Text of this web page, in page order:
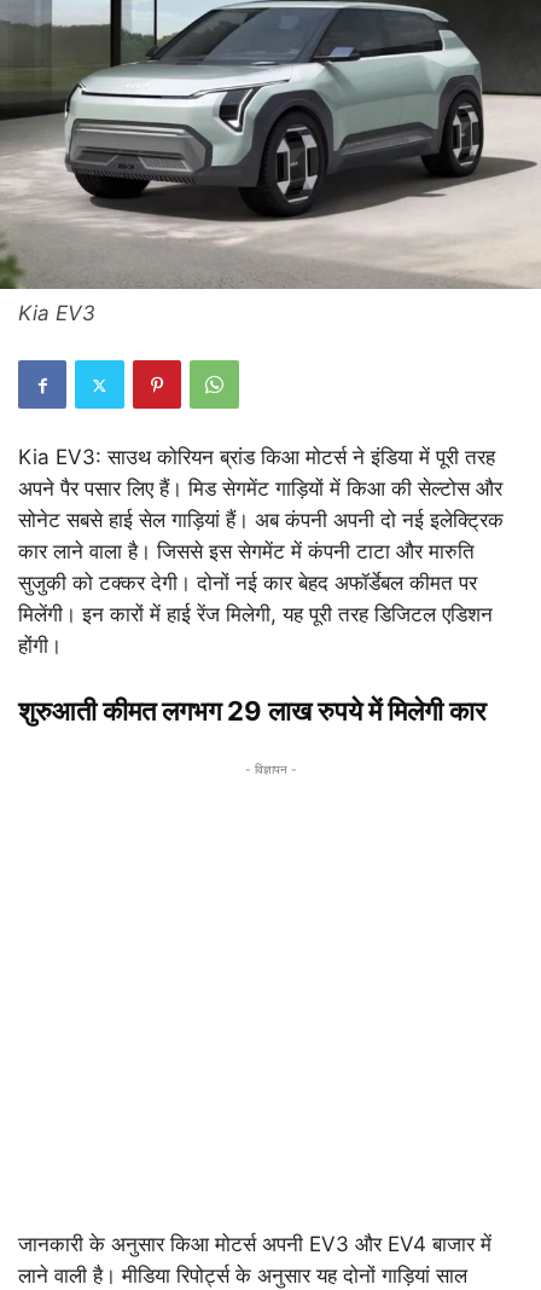
Kia EV3
Kia EV3: साउथ कोरियन ब्रांड किआ मोटर्स ने इंडिया में पूरी तरह
अपने पैर पसार लिए हैं। मिड सेगमेंट गाड़ियों में किआ की सेल्टोस और
सोनेट सबसे हाई सेल गाड़ियां हैं। अब कंपनी अपनी दो नई इलेक्ट्रिक
कार लाने वाला है। जिससे इस सेगमेंट में कंपनी टाटा और मारुति
सुजुकी को टक्कर देगी। दोनों नई कार बेहद अफॉर्डेबल कीमत पर
मिलेंगी। इन कारों में हाई रेंज मिलेगी, यह पूरी तरह डिजिटल एडिशन
होंगी।
शुरुआती कीमत लगभग 29 लाख रुपये में मिलेगी कार
- विज्ञापन -
जानकारी के अनुसार किआ मोटर्स अपनी EV3 और EV4 बाजार में
लाने वाली है। मीडिया रिपोर्ट्स के अनुसार यह दोनों गाड़ियां साल